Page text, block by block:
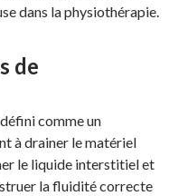
dans la physiothérapie.
de
comme un
à drainer le matériel
le liquide interstitiel et
la fluidité correcte